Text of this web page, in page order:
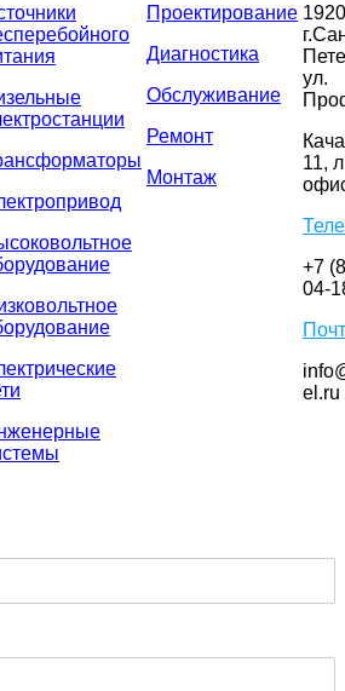
Проектирование
Диагностика
Обслуживание
Ремонт
Монтаж
ул.
11,
+7
04-
el.ru